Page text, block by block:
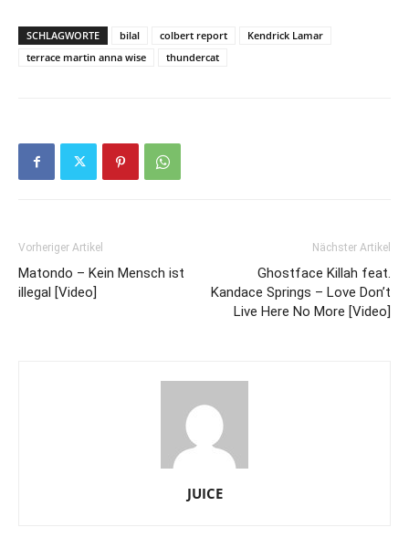
SCHLAGWORTE bilal colbert report
Kendrick Lamar
terrace martin anna wise
thundercat
Vorheriger Artikel
Matondo – Kein Mensch ist
illegal [Video]
Nächster Artikel
Ghostface Killah feat.
Kandace Springs – Love Don’t
Live Here No More [Video]
JUICE